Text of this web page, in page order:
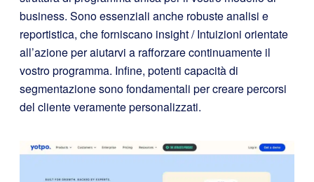
business. Sono essenziali anche robuste analisi e
reportistica, che forniscano insight / Intuizioni orientate
all’azione per aiutarvi a rafforzare continuamente il
vostro programma. Infine, potenti capacità di
segmentazione sono fondamentali per creare percorsi
del cliente veramente personalizzati.